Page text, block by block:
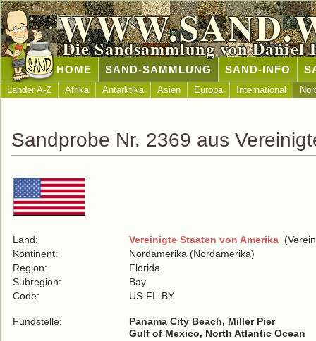
Die Sandsammlung von Daniel
HOME SAND-SAMMLUNG SAND-INFO
Länder A-Z Afrika Antarktika Asien Europa International
Sandprobe Nr. 2369 aus
Land: Vereinigte Staaten von Amerika
Kontinent:
Nordamerika (Nordamerika)
Region:
Florida
Subregion:
Bay
Code:
US-FL-BY
Fundstelle:
Panama City Beach, Miller Pier
Gulf of Mexico, North Atlantic Ocean